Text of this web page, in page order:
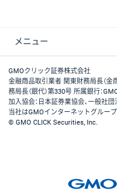
メニュー
取引規程・約款
最良執行方針
ディスクレイマー
リスク説明
GMOクリック証券ホーム
GMOクリック証券株式会社
金融商品取引業者 関東財務局長（金
務局長（銀代）第330号 所属銀行：
加入協会：日本証券業協会、一般社
当社はGMOインターネットグループ
© GMO CLICK Securities, Inc.